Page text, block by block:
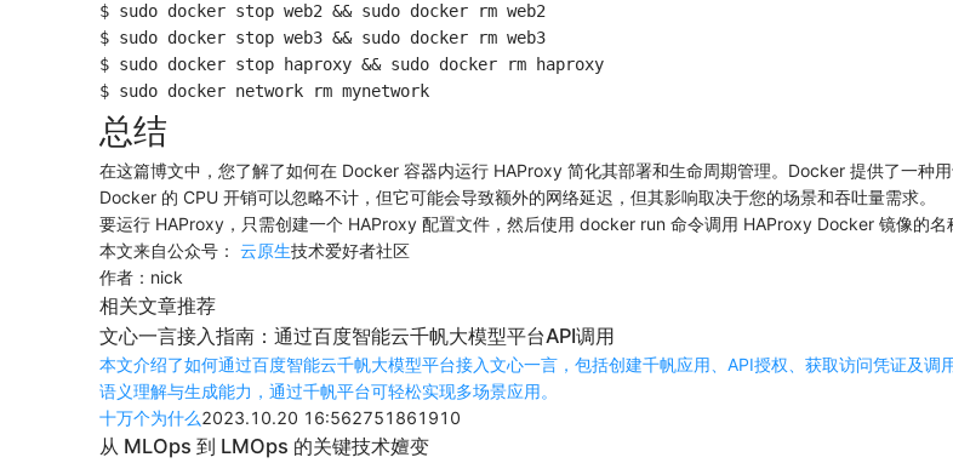
$ sudo docker stop web2 && sudo docker rm web2
$ sudo docker stop web3 && sudo docker rm web3
$ sudo docker stop haproxy && sudo docker rm haproxy
总结
在这篇博文中，您了解了如何在 Docker 容器内运行 HAProxy 简化其部署和生命周期管理。Docker 提供了一种
Docker 的 CPU 开销可以忽略不计，但它可能会导致额外的网络延迟，但其影响取决于您的场景和吞吐量需求。
要运行 HAProxy，只需创建一个 HAProxy 配置文件，然后使用 docker run 命令调用 HAProxy Docker 镜像的
本文来自公众号： 云原生技术爱好者社区
作者：nick
相关文章推荐
文心一言接入指南：通过百度智能云千帆大模型平台API调用
本文介绍了如何通过百度智能云千帆大模型平台接入文心一言，包括创建千帆应用、API授权、获取访问凭证及
语义理解与生成能力，通过千帆平台可轻松实现多场景应用。
十万个为什么2023.10.20 16:562751861910
从 MLOps 到 LMOps 的关键技术嬗变